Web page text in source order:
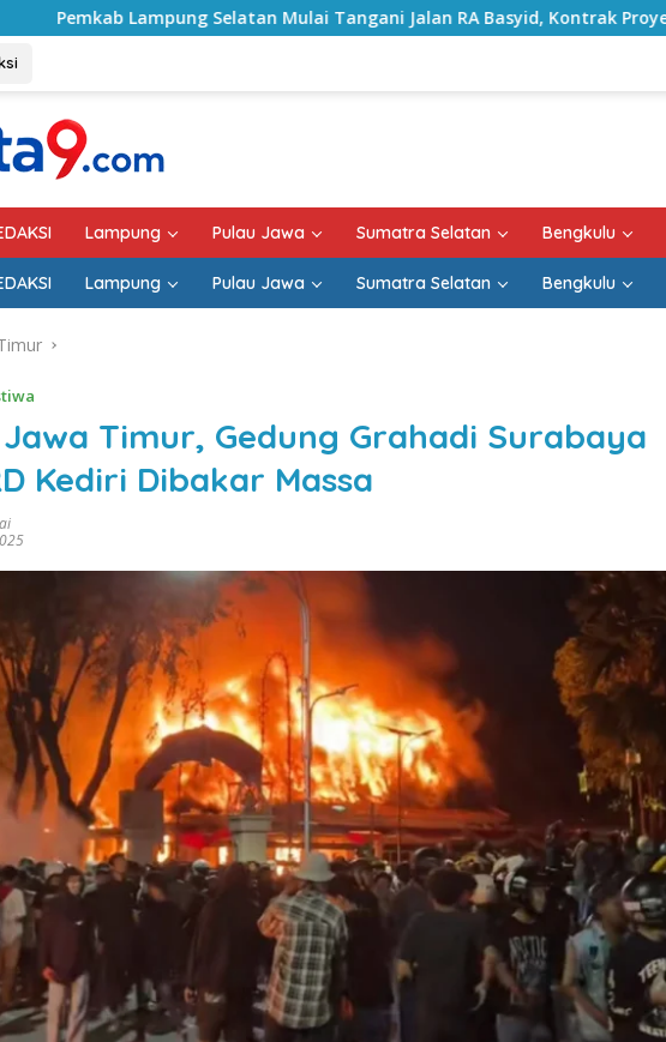
Selatan Mulai Tangani Jalan RA Basyid, Kontrak Proyek Sudah Rampung
Lampung Pulau Jawa Sumatra Selatan Bengkulu
Lampung Pulau Jawa Sumatra Selatan Bengkulu
Timur, Gedung Grahadi Surabaya
Kediri Dibakar Massa